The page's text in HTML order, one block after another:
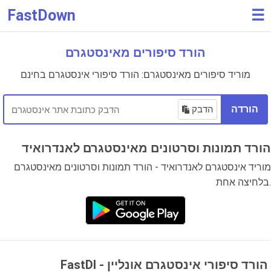
FastDown ☰
הורד סיפורים מאינסטגרם
מוריד סיפורים מאינסטגרם: הורד סיפורי אינסטגרם בחינם
הדבק הורדה
הורד תמונות וסרטונים מאינסטגרם לאנדרואיד
מוריד אינסטגרם לאנדרואיד - הורד תמונות וסרטונים מאינסטגרם
בלחיצה אחת.
FastDl - הורד סיפורי אינסטגרם אונליין